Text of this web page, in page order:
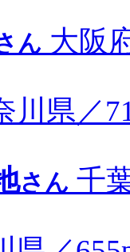
ん 大阪
川県／
さん 千